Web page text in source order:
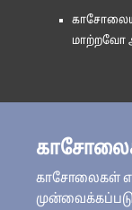
மாற்றவோ
காசோலைகள்